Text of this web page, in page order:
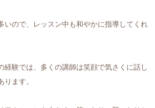
いので、レッスン中も和やかに指導してくれ
経験では、多くの講師は笑顔で気さくに話し
ます。